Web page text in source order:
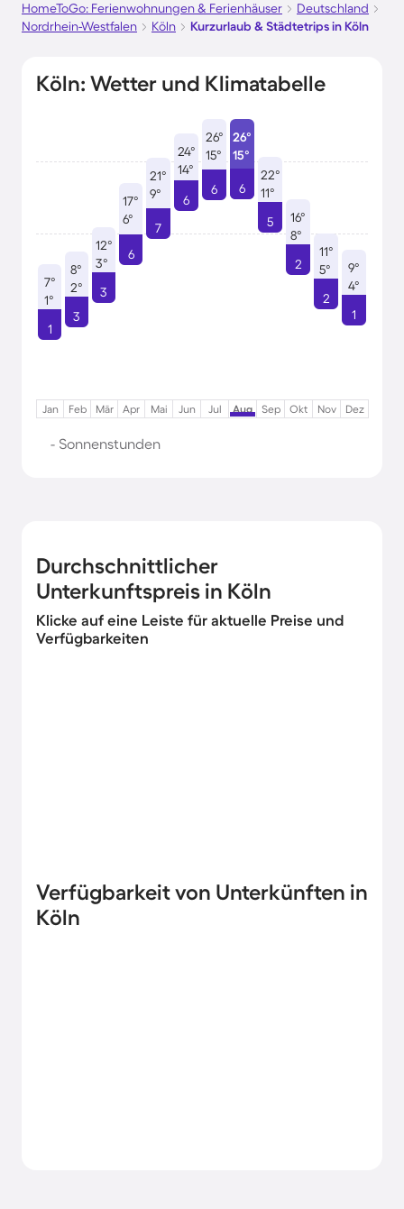
HomeToGo: Ferienwohnungen & Ferienhäuser
Deutschland
Nordrhein-Westfalen
Köln Kurzurlaub & Städtetrips in Köln
Köln: Wetter und Klimatabelle
7°
1°
1
8°
2°
3
12°
3°
3
17°
6°
6
21°
9°
7
24°
14°
6
26°
15°
6
26°
15°
6
22°
11°
5
16°
8°
2
11°
5°
2
9°
4°
1
Jan Feb Mär Apr Mai Jun Jul Aug Sep Okt Nov Dez
- Sonnenstunden
Durchschnittlicher
Unterkunftspreis in Köln
Klicke auf eine Leiste für aktuelle Preise und
Verfügbarkeiten
Verfügbarkeit von Unterkünften in
Köln